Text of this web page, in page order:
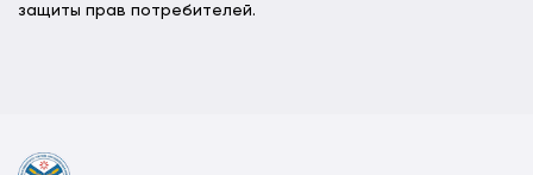
защиты прав потребителей.